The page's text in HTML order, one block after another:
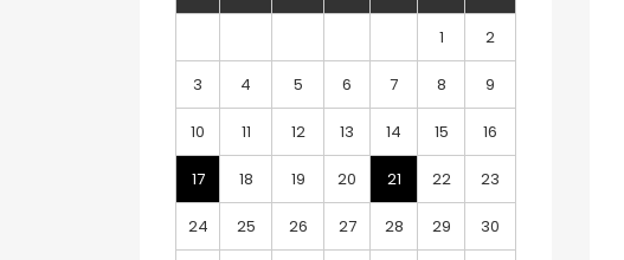
1 2
3 4 5 6 7 8 9
10 11 12 13 14 15 16
17 18 19 20 21 22 23
24 25 26 27 28 29 30